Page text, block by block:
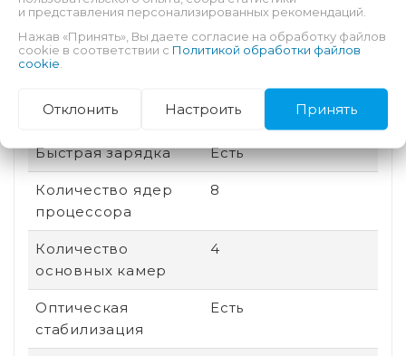
памяти
Соотношение
19.5:9
Дата выхода 2025
Быстрая зарядка Есть
Количество ядер
процессора
8
Количество
основных камер
4
Оптическая
стабилизация
Есть
и представления персонализированных рекомендаций.
Нажав «Принять», Вы даете согласие на обработку файлов
cookie в соответствии с Политикой обработки файлов
cookie
Отклонить Настроить Принять